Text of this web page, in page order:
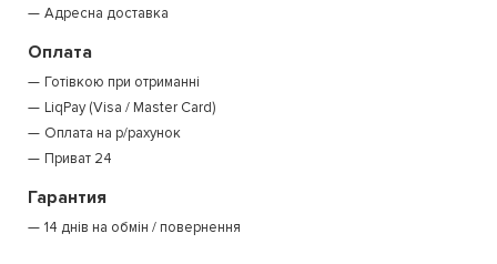
Адресна доставка
Оплата
Готівкою при отриманні
LiqPay (Visa / Master Card)
Оплата на р/рахунок
Приват 24
Гарантия
14 днів на обмін / повернення